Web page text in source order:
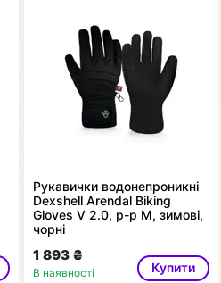
Рукавички водонепроникні
Dexshell Arendal Biking
Gloves V 2.0, p-p M, зимові,
чорні
1 893 ₴
В наявності Купити